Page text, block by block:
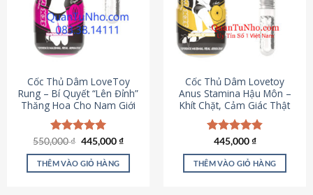
Cốc Thủ Dâm LoveToy
Rung – Bí Quyết “Lên Đỉnh”
Thăng Hoa Cho Nam Giới
Được xếp
hạng5.00
5 sao
550,000₫ Giá
là:
550,000 ₫.
445,000₫Giá
tại
THÊM VÀO GIỎ HÀNG
Cốc Thủ Dâm Lovetoy
Anus Stamina Hậu Môn –
Khít Chặt, Cảm Giác Thật
Được xếp
hạng4.84
5 sao
445,000₫
THÊM VÀO GIỎ HÀNG